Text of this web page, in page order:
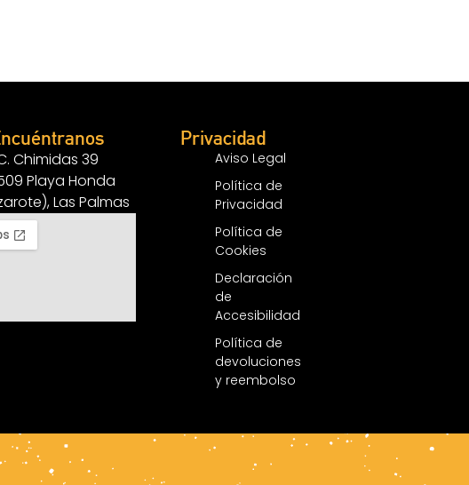
Chimidas 39
Playa Honda
Las Palmas
Privacidad
Aviso Legal
Política de
Privacidad
Política de
Cookies
Declaración
de
Accesibilidad
Política de
devoluciones
y reembolso